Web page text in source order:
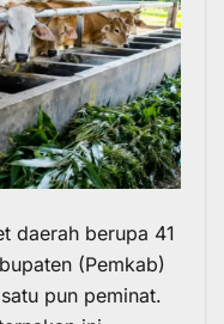
daerah berupa 41
(Pemkab)
pun peminat.